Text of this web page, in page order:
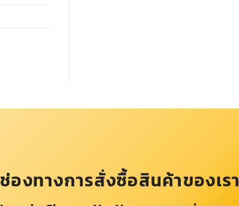
ช่องทางการสั่งซื้อสินค้าของเรา